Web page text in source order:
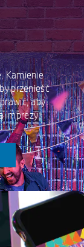
Kamienie
przenieść
aby
imprezy.